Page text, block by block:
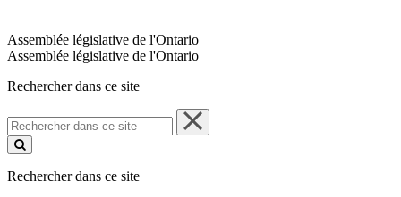
Assemblée législative de l'Ontario
Assemblée législative de l'Ontario
Rechercher dans ce site
Rechercher
dans
ce
Rechercher dans ce site